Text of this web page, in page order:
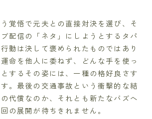
覚悟で元夫との直接対決を選び、そ
配信の「ネタ」にしようとするタパ
動は決して褒められたものではあり
命を他人に委ねず、どんな手を使っ
するその姿には、一種の格好良さす
。最後の交通事故という衝撃的な結
代償なのか、それとも新たなバズへ
の展開が待ちきれません。